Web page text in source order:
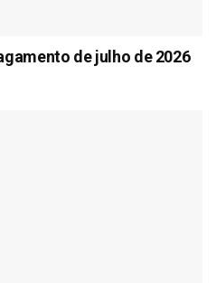
de julho de 2026